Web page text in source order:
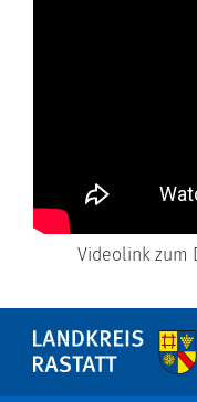
Videolink zum